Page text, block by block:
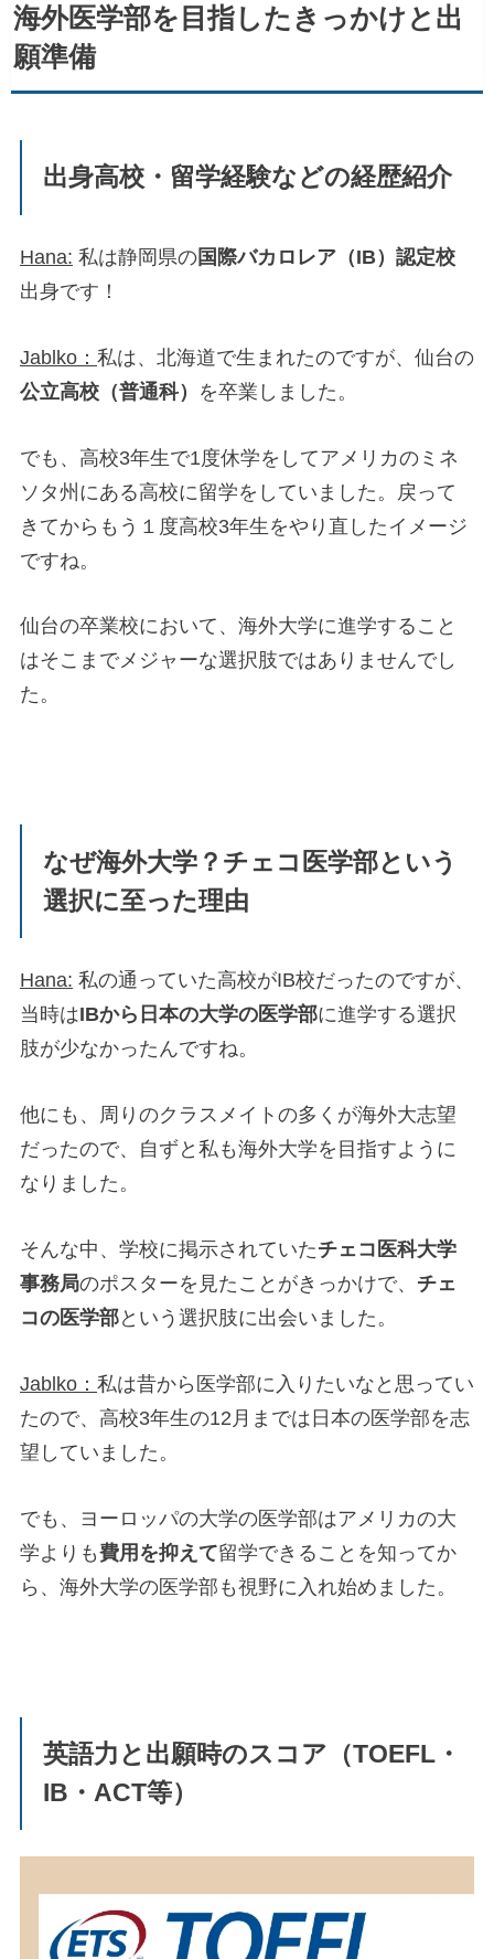
海外医学部を目指したきっかけと出
願準備
出身高校・留学経験などの経歴紹介
Hana: 私は静岡県の国際バカロレア（IB）認定校
出身です！
Jablko： 私は、北海道で生まれたのですが、仙台の
公立高校（普通科） を卒業しました。
でも、高校3年生で1度休学をしてアメリカのミネ
ソタ州にある高校に留学をしていました。戻って
きてからもう１度高校3年生をやり直したイメージ
ですね。
仙台の卒業校において、海外大学に進学すること
はそこまでメジャーな選択肢ではありませんでし
た。
なぜ海外大学？チェコ医学部という
選択に至った理由
Hana: 私の通っていた高校がIB校だったのですが、
当時はIBから日本の大学の医学部に進学する選択
肢が少なかったんですね。
他にも、周りのクラスメイトの多くが海外大志望
だったので、自ずと私も海外大学を目指すように
なりました。
そんな中、学校に掲示されていたチェコ医科大学
事務局のポスターを見たことがきっかけで、 チェ
コの医学部という選択肢に出会いました。
Jablko： 私は昔から医学部に入りたいなと思ってい
たので、高校3年生の12月までは日本の医学部を志
望していました。
でも、ヨーロッパの大学の医学部はアメリカの大
学よりも費用を抑えて留学できることを知ってか
ら、海外大学の医学部も視野に入れ始めました。
英語力と出願時のスコア（TOEFL・
IB・ACT等）